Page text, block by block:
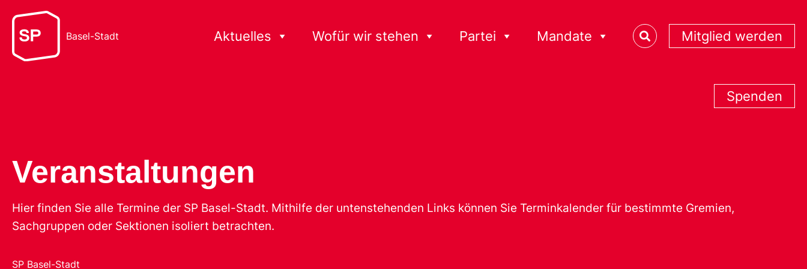
Basel-Stadt Aktuelles Wofür wir stehen Partei Mandate Mitglied werden
Spenden
Veranstaltungen
Hier finden Sie alle Termine der SP Basel-Stadt. Mithilfe der untenstehenden Links können Sie Terminkalender für bestimmte Gremien,
Sachgruppen oder Sektionen isoliert betrachten.
SP Basel-Stadt